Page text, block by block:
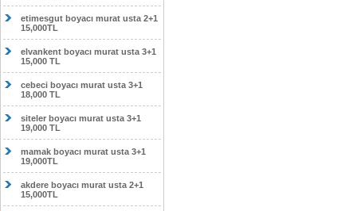
etimesgut boyacı murat usta 2+1
15,000TL
elvankent boyacı murat usta 3+1
15,000 TL
cebeci boyacı murat usta 3+1
18,000 TL
siteler boyacı murat usta 3+1
19,000 TL
mamak boyacı murat usta 3+1
19,000TL
akdere boyacı murat usta 2+1
15,000TL